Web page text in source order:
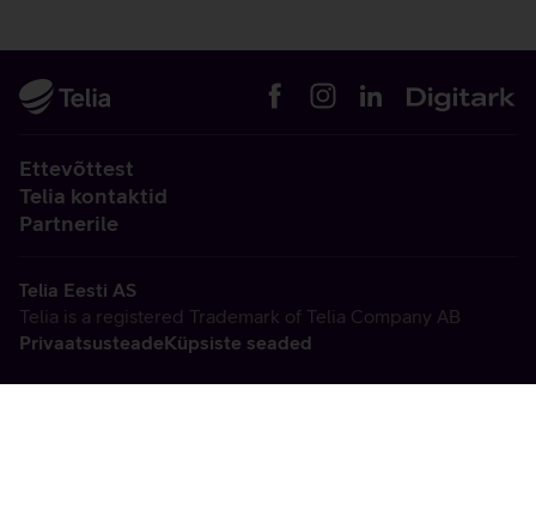
Ettevõttest
Telia kontaktid
Partnerile
Telia Eesti AS
Telia is a registered Trademark of Telia Company AB
PrivaatsusteadeKüpsiste seaded